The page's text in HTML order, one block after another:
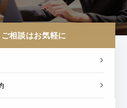
相談はお気軽に